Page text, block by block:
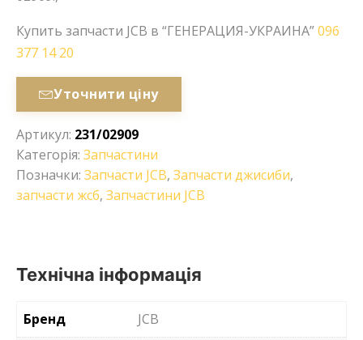
Купить запчасти JCB в “ГЕНЕРАЦИЯ-УКРАИНА”096
377 14 20
Уточнити ціну
Артикул: 231/02909
Категорія: Запчастини
Позначки: Запчасти JCB, Запчасти джисиби,
запчасти жсб, Запчастини JCB
Технічна інформація
Бренд
JCB